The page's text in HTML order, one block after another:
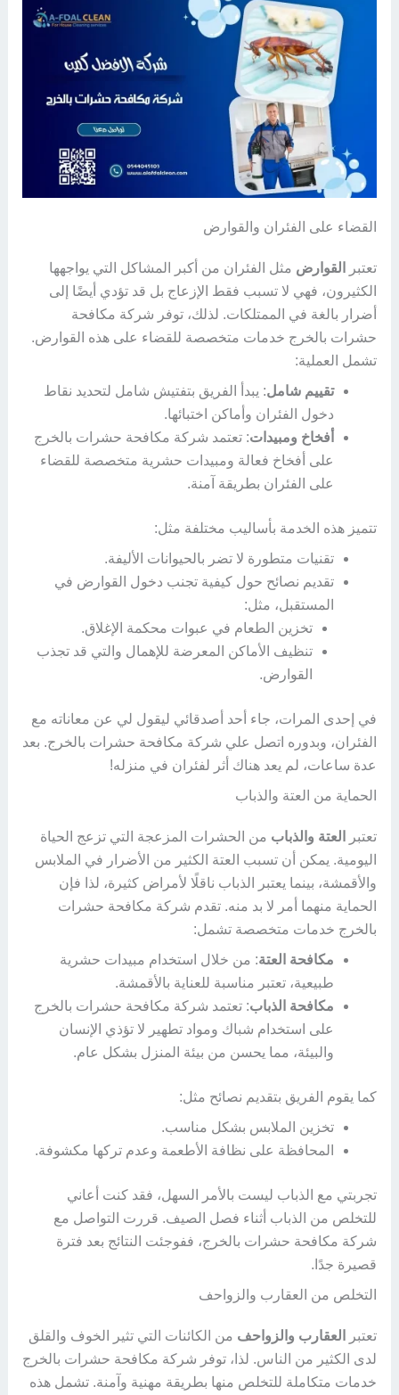
القضاء على الفئران والقوارض
تعتبر القوارض مثل الفئران من أكبر المشاكل التي يواجهها
الكثيرون، فهي لا تسبب فقط الإزعاج بل قد تؤدي أيضًا إلى
أضرار بالغة في الممتلكات. لذلك، توفر شركة مكافحة
حشرات بالخرج خدمات متخصصة للقضاء على هذه القوارض.
تشمل العملية:
تقييم شامل: يبدأ الفريق بتفتيش شامل لتحديد نقاط
دخول الفئران وأماكن اختبائها.
أفخاخ ومبيدات: تعتمد شركة مكافحة حشرات بالخرج
على أفخاخ فعالة ومبيدات حشرية متخصصة للقضاء
على الفئران بطريقة آمنة.
تتميز هذه الخدمة بأساليب مختلفة مثل:
تقنيات متطورة لا تضر بالحيوانات الأليفة.
تقديم نصائح حول كيفية تجنب دخول القوارض في
المستقبل، مثل:
تخزين الطعام في عبوات محكمة الإغلاق.
تنظيف الأماكن المعرضة للإهمال والتي قد تجذب
القوارض.
في إحدى المرات، جاء أحد أصدقائي ليقول لي عن معاناته مع
الفئران، وبدوره اتصل علي شركة مكافحة حشرات بالخرج. بعد
عدة ساعات، لم يعد هناك أثر لفئران في منزله!
الحماية من العتة والذباب
تعتبر العتة والذباب من الحشرات المزعجة التي تزعج الحياة
اليومية. يمكن أن تسبب العتة الكثير من الأضرار في الملابس
والأقمشة، بينما يعتبر الذباب ناقلًا لأمراض كثيرة، لذا فإن
الحماية منهما أمر لا بد منه. تقدم شركة مكافحة حشرات
بالخرج خدمات متخصصة تشمل:
مكافحة العتة: من خلال استخدام مبيدات حشرية
طبيعية، تعتبر مناسبة للعناية بالأقمشة.
مكافحة الذباب: تعتمد شركة مكافحة حشرات بالخرج
على استخدام شباك ومواد تطهير لا تؤذي الإنسان
والبيئة، مما يحسن من بيئة المنزل بشكل عام.
كما يقوم الفريق بتقديم نصائح مثل:
تخزين الملابس بشكل مناسب.
المحافظة على نظافة الأطعمة وعدم تركها مكشوفة.
تجربتي مع الذباب ليست بالأمر السهل، فقد كنت أعاني
للتخلص من الذباب أثناء فصل الصيف. قررت التواصل مع
شركة مكافحة حشرات بالخرج، ففوجئت النتائج بعد فترة
قصيرة جدًا.
التخلص من العقارب والزواحف
تعتبر العقارب والزواحف من الكائنات التي تثير الخوف والقلق
لدى الكثير من الناس. لذا، توفر شركة مكافحة حشرات بالخرج
خدمات متكاملة للتخلص منها بطريقة مهنية وآمنة. تشمل هذه